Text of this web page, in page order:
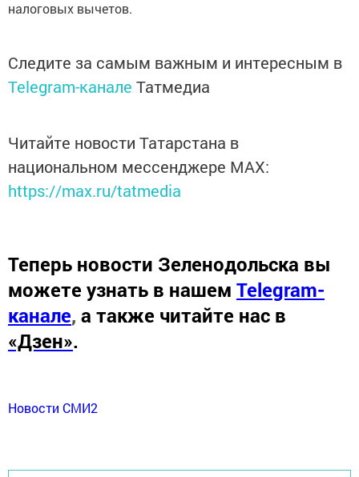
налоговых вычетов.
Следите за самым важным и интересным в
Telegram-канале Татмедиа
Читайте новости Татарстана в
национальном мессенджере MАХ:
https://max.ru/tatmedia
Теперь новости Зеленодольска вы
можете узнать в нашем Telegram-
канале, а также читайте нас в
«Дзен».
Новости СМИ2